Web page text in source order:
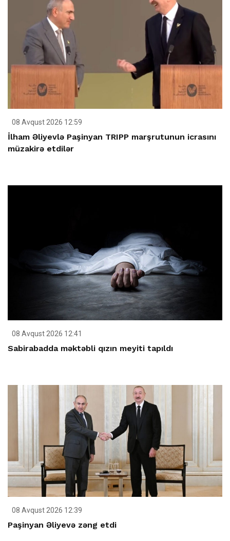
08 Avqust 2026 12:59
İlham Əliyevlə Paşinyan TRIPP marşrutunun icrasını
müzakirə etdilər
08 Avqust 2026 12:41
Sabirabadda məktəbli qızın meyiti tapıldı
08 Avqust 2026 12:39
Paşinyan Əliyevə zəng etdi